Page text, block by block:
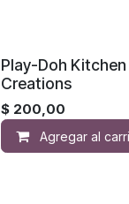
Agregar
Play-Doh Kitchen
Creations
$ 200,00
Agregar al